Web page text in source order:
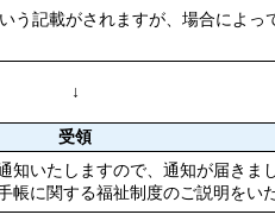
う記載がされますが、場合によっ
↓
受領
知いたしますので、通知が届きま
に関する福祉制度のご説明をい